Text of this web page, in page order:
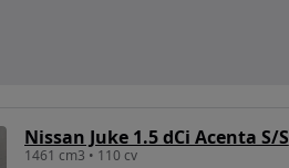
Nissan Juke 1.5 dCi Acenta S/S
1461 cm3 • 110 cv